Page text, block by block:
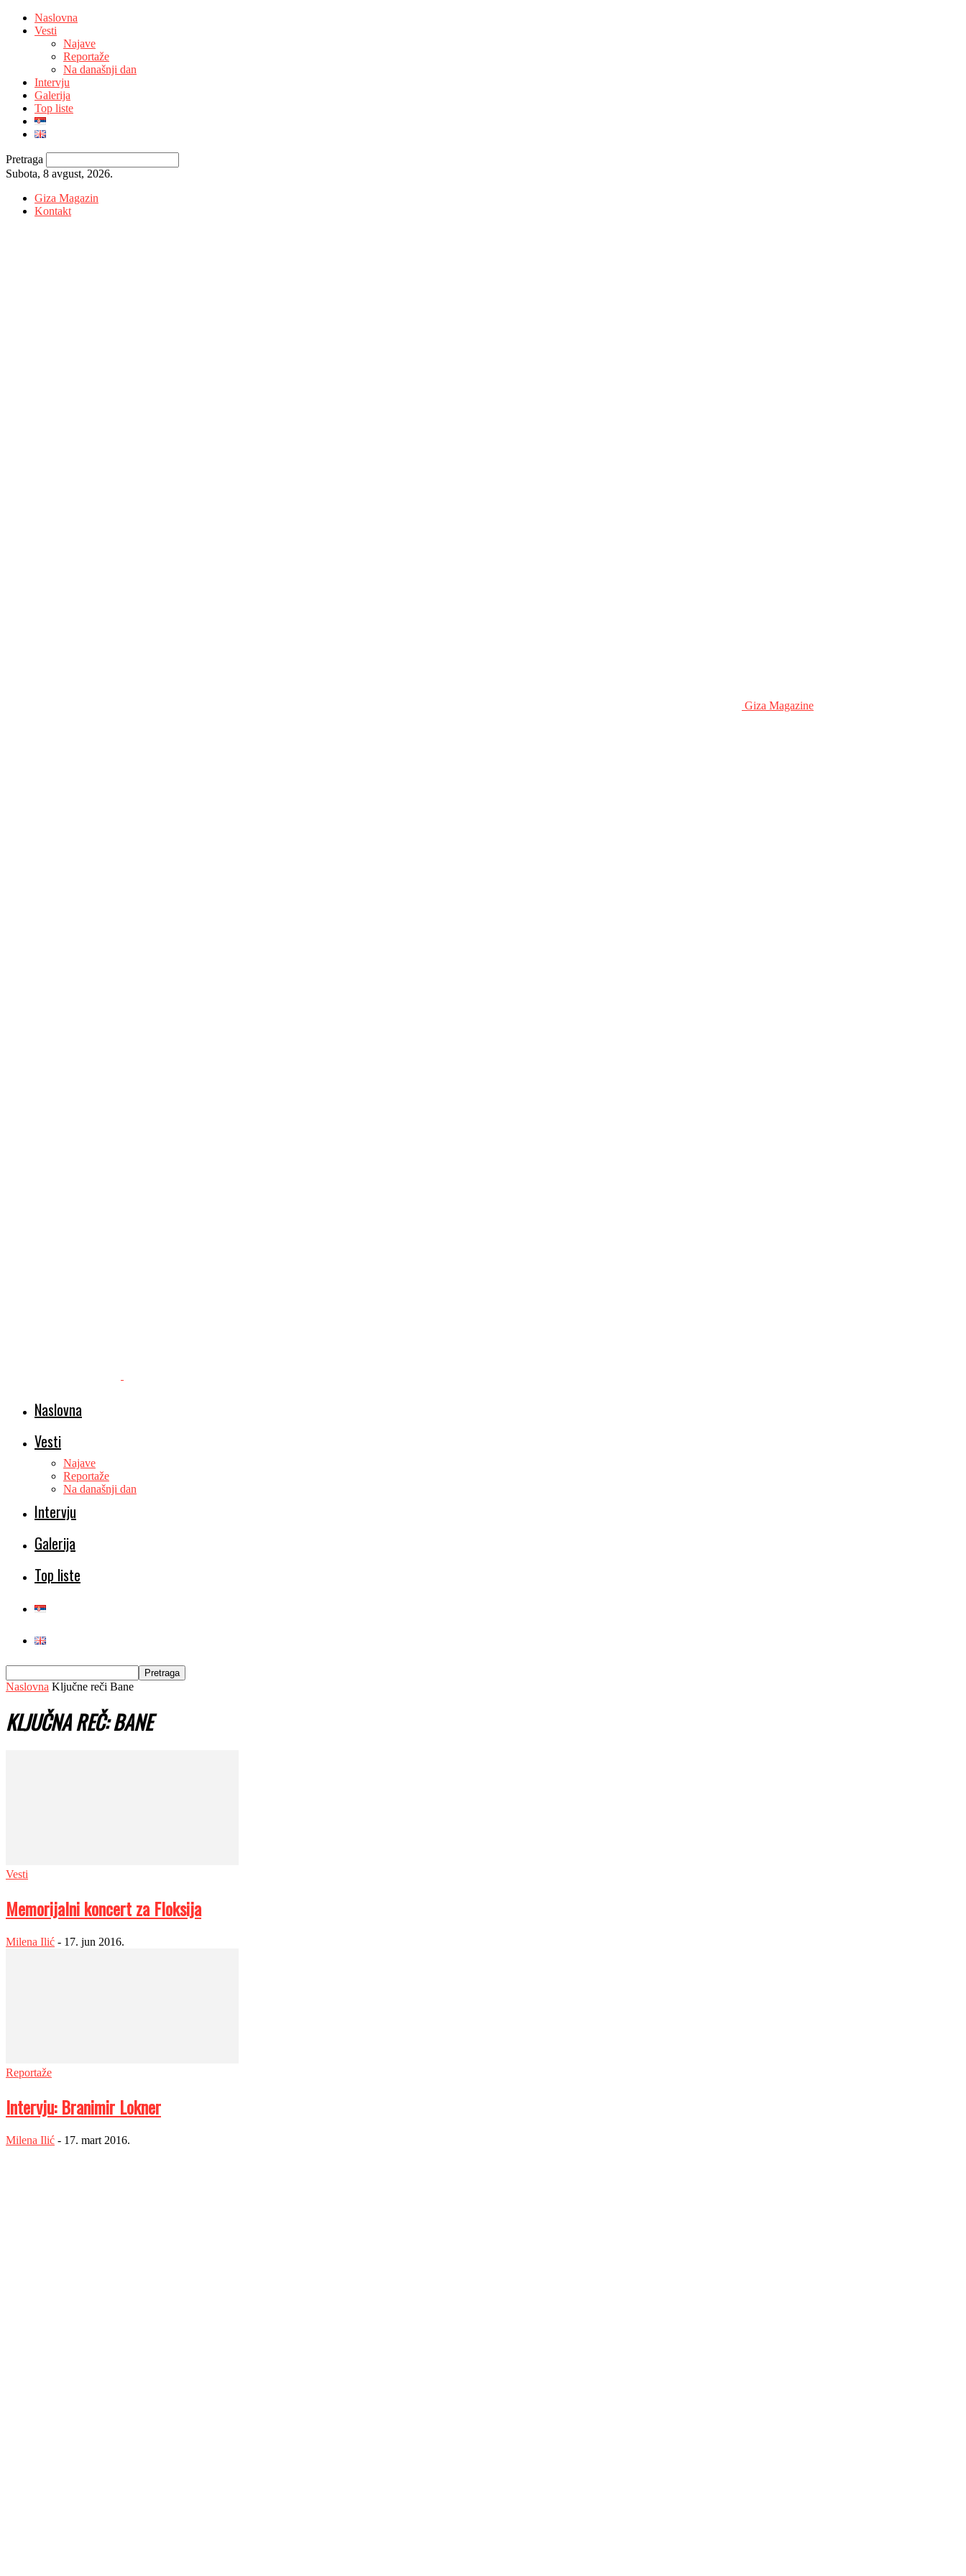
Naslovna
Vesti
Najave
Reportaže
Na današnji dan
Intervju
Galerija
Top liste
Pretraga
Subota, 8 avgust, 2026.
Giza Magazin
Kontakt
Giza Magazine
Naslovna
Vesti
Najave
Reportaže
Na današnji dan
Intervju
Galerija
Top liste
Naslovna Ključne reči Bane
KLJUČNA REČ: BANE
Vesti
Memorijalni koncert za Floksija
Milena Ilić - 17. jun 2016.
Reportaže
Intervju: Branimir Lokner
Milena Ilić - 17. mart 2016.